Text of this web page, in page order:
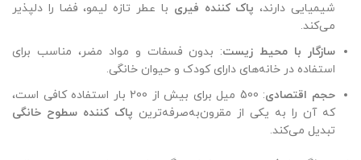
شیمیایی دارند، پاک کننده فیری با عطر تازه لیمو، فضا را دلپذیر
می‌کند.
سازگار با محیط زیست: بدون فسفات و مواد مضر، مناسب برای
استفاده در خانه‌های دارای کودک و حیوان خانگی.
حجم اقتصادی
: 500 میل برای بیش از 200 بار استفاده کافی است،
که آن را به یکی از مقرون‌به‌صرفه‌ترین پاک کننده سطوح خانگی
تبدیل می‌کند.